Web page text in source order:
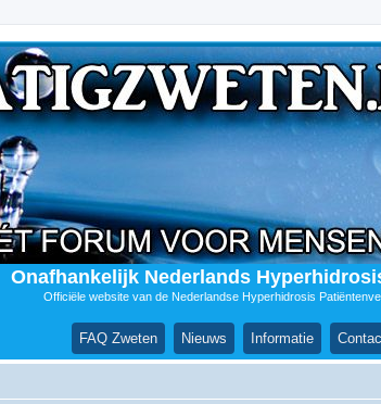
Onafhankelijk Nederlands
Officiële website van de Nederlandse Hyperhidrosis
FAQ Zweten Nieuws Informatie